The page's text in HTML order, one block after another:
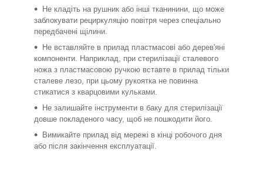
Не кладіть на рушник або інші тканинини, що може
заблокувати рециркуляцію повітря через спеціально
передбачені щілини.
Не вставляйте в прилад пластмасові або дерев'яні
компоненти. Наприклад, при стерилізації сталевого
ножа з пластмасовою ручкою вставте в прилад тільки
сталеве лезо, при цьому рукоятка не повинна
стикатися з кварцовими кульками.
Не залишайте інструменти в баку для стерилізації
довше покладеного часу, щоб не пошкодити його.
Вимикайте прилад від мережі в кінці робочого дня
або після закінчення експлуатації.